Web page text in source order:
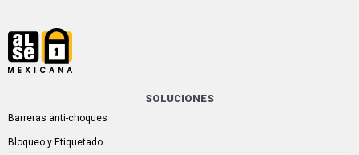
SOLUCIONES
Barreras anti-choques
Bloqueo y Etiquetado